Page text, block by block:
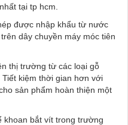
tại tp hcm.
được nhập khẩu từ nước
dây chuyền máy móc tiên
thị trường từ các loại gỗ
kiệm thời gian hơn với
sản phẩm hoàn thiện một
khoan bắt vít trong trường